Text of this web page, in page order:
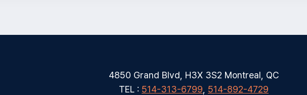
4850 Grand Blvd, H3X 3S2 Montreal, QC
TEL : 514-313-6799 514-892-4729